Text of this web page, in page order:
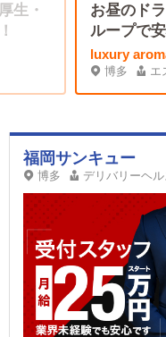
生・
お昼のド
ループで
luxury
博多 エ
福岡サンキュー
博多 デリバリーヘル